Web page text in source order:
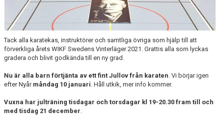
Tack alla karatekas, instruktörer och samtliga övriga som hjälp till att
förverkliga årets WIKF Swedens Vinterläger 2021. Grattis alla som lyckas
gradera och blivit godkända till en ny grad.
Nu är alla barn förtjänta av ett fint Jullov från karaten . Vi börjar igen
efter Nyår måndag 10 januari . Håll utkik, mer info kommer.
Vuxna har julträning tisdagar och torsdagar kl 19-20.30 fram till och
med tisdag 21 december